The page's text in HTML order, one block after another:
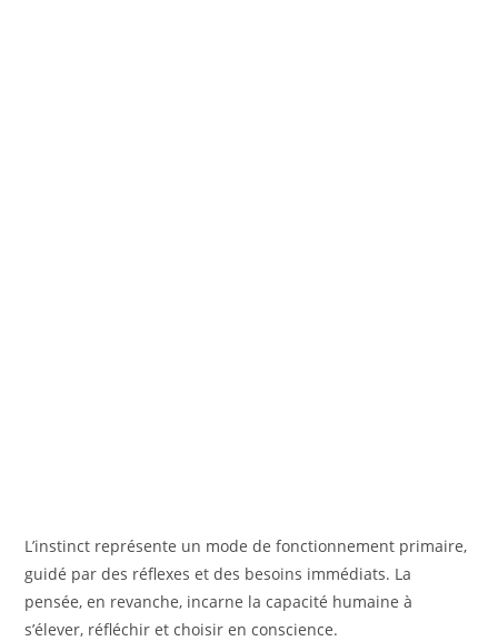
L’instinct représente un mode de fonctionnement primaire,
guidé par des réflexes et des besoins immédiats. La
pensée, en revanche, incarne la capacité humaine à
s’élever, réfléchir et choisir en conscience.